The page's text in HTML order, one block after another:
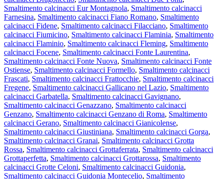
Smaltimento calcinacci Eur Montagnola, Smaltimento calcinacci
Farnesina, Smaltimento calcinacci Fiano Romano, Smaltimento
calcinacci Fidene, Smaltimento calcinacci Filacciano, Smaltimento
calcinacci Fiumicino, Smaltimento calcinacci Flaminia, Smaltimento
calcinacci Flaminio, Smaltimento calcinacci Fleming, Smaltimento
calcinacci Focene, Smaltimento calcinacci Fonte Laurentina,
Smaltimento calcinacci Fonte Nuova, Smaltimento calcinacci Fonte
Ostiense, Smaltimento calcinacci Formello, Smaltimento calcinacci
Frascati, Smaltimento calcinacci Frattocchie, Smaltimento calcinacci
Fregene, Smaltimento calcinacci Gallicano nel Lazio, Smaltimento
calcinacci Garbatella, Smaltimento calcinacci Gavignano,
Smaltimento calcinacci Genazzano, Smaltimento calcinacci
Genzano, Smaltimento calcinacci Genzano di Roma, Smaltimento
calcinacci Gerano, Smaltimento calcinacci Gianicolense,
Smaltimento calcinacci Giustiniana, Smaltimento calcinacci Gorga,
Smaltimento calcinacci Granai, Smaltimento calcinacci Grotta
Rossa, Smaltimento calcinacci Grottaferrata, Smaltimento calcinacci
Grottaperfetta, Smaltimento calcinacci Grottarossa, Smaltimento
calcinacci Grotte Celoni, Smaltimento calcinacci Guidonia,
Smaltimento calcinacci Guidonia Montecelio, Smaltimento